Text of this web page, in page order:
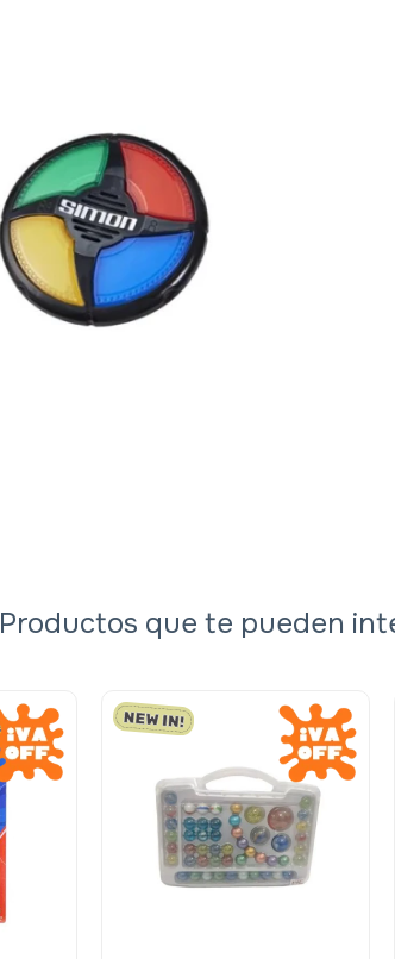
Productos que te pueden